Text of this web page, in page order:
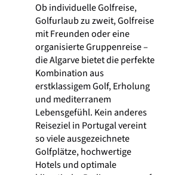
Ob individuelle Golfreise,
Golfurlaub zu zweit, Golfreise
mit Freunden oder eine
organisierte Gruppenreise –
die Algarve bietet die perfekte
Kombination aus
erstklassigem Golf, Erholung
und mediterranem
Lebensgefühl. Kein anderes
Reiseziel in Portugal vereint
so viele ausgezeichnete
Golfplätze, hochwertige
Hotels und optimale